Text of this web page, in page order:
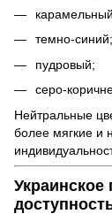
темно-синий;
пудровый;
серо-
Нейтральные
более мягкие и